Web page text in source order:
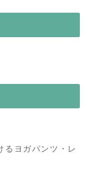
るヨガパンツ・レ